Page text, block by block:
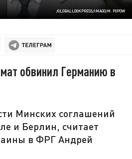
/GLOBALLOOKPRESS/IMAGO/M. POPOW
обвинил Германию в
Минских соглашений
и Берлин, считает
в ФРГ Андрей